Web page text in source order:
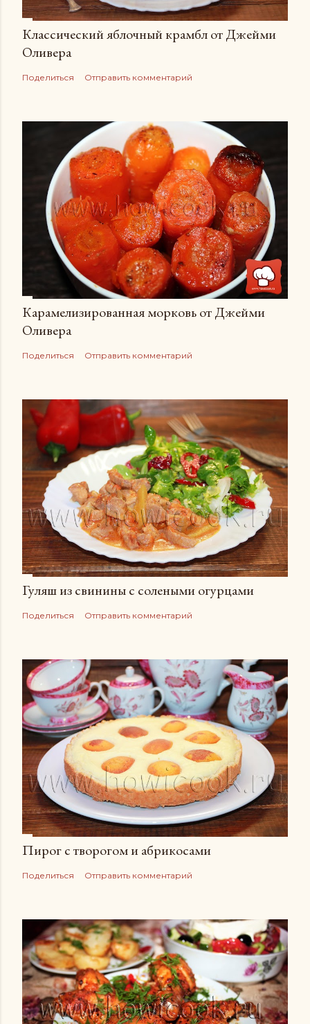
Классический яблочный крамбл от Джейми
Оливера
Поделиться Отправить комментарий
Карамелизированная морковь от Джейми
Оливера
Поделиться Отправить комментарий
Гуляш из свинины с солеными огурцами
Поделиться Отправить комментарий
Пирог с творогом и абрикосами
Поделиться Отправить комментарий